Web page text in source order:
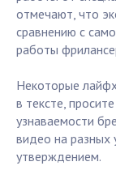
отмечают, что
сравнению с
работы
Некоторые
в тексте,
узнаваемости
видео на разных
утверждением.